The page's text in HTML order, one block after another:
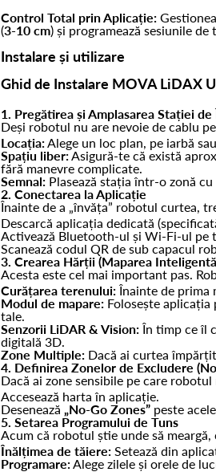
Control Total prin Aplicație:
(3-10 cm) și programează sesiunile
Instalare și utilizare
Ghid de Instalare MOVA LiDAX
1. Pregătirea și Amplasarea Stației de
Deși robotul nu are nevoie de cablu
Locația:Alege un loc plan, pe iarbă
Spațiu liber:Asigură-te că există
fără manevre complicate.
Semnal: Plasează stația într-o zonă
2. Conectarea la Aplicație
Înainte de a „învăța” robotul curtea,
Descarcă aplicația dedicată
Activează Bluetooth-ul și Wi-Fi-ul pe
Scanează codul QR de sub capacul
3. Crearea Hărții (Maparea
Acesta este cel mai important pas.
Curățarea terenului: Înainte de prima
Modul de mapare: Folosește
tale.
Senzorii LiDAR & Vision: În timp ce îl
digitală 3D.
Zone Multiple: Dacă ai curtea
4. Definirea Zonelor de Excludere
Dacă ai zone sensibile pe care
Accesează harta în aplicație.
Desenează „No-Go Zones” peste
5. Setarea Programului de Tuns
Acum că robotul știe unde să
Înălțimea de tăiere: Setează din
Programare:Alege zilele și orele de